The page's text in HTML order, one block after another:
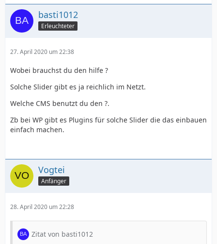
basti1012
Erleuchteter
27. April 2020 um 22:38
Wobei brauchst du den hilfe ?
Solche Slider gibt es ja reichlich im Netzt.
Welche CMS benutzt du den ?.
Zb bei WP gibt es Plugins für solche Slider die das einbauen
einfach machen.
Vogtei
Anfänger
28. April 2020 um 22:28
Zitat von basti1012